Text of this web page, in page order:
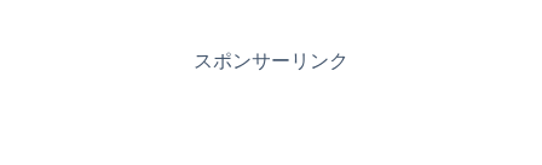
スポンサーリンク